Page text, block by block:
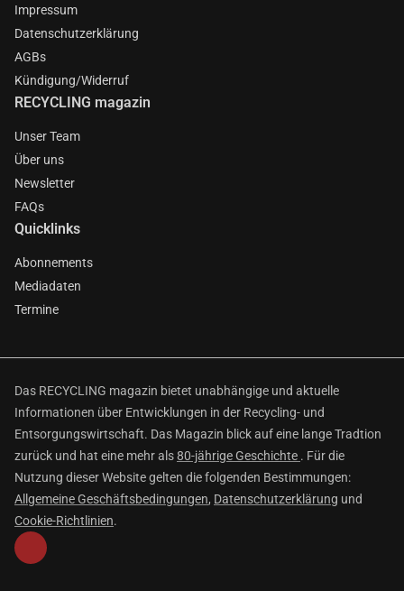
Impressum
Datenschutzerklärung
AGBs
Kündigung/Widerruf
RECYCLING magazin
Unser Team
Über uns
Newsletter
FAQs
Quicklinks
Abonnements
Mediadaten
Termine
Das RECYCLING magazin bietet unabhängige und aktuelle
Informationen über Entwicklungen in der Recycling- und
Entsorgungswirtschaft. Das Magazin blick auf eine lange Tradtion
zurück und hat eine mehr als80-jährige Geschichte . Für die
Nutzung dieser Website gelten die folgenden Bestimmungen:
Allgemeine Geschäftsbedingungen, Datenschutzerklärung und
Cookie-Richtlinien.